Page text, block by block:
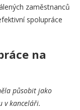
zaměstnanců
spolupráce
na
působit jako
v kanceláři.